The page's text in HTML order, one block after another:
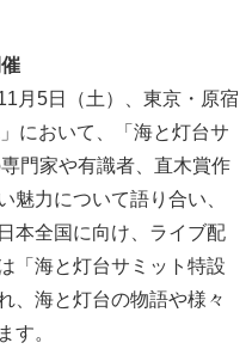
月5日（土）、東京・原宿
において、「海と灯台サ
門家や有識者、直木賞作
魅力について語り合い、
本全国に向け、ライブ配
「海と灯台サミット特設
、海と灯台の物語や様々
す。